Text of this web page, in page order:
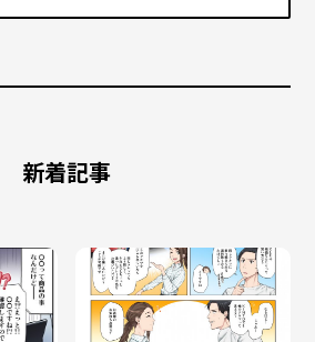
新着記事